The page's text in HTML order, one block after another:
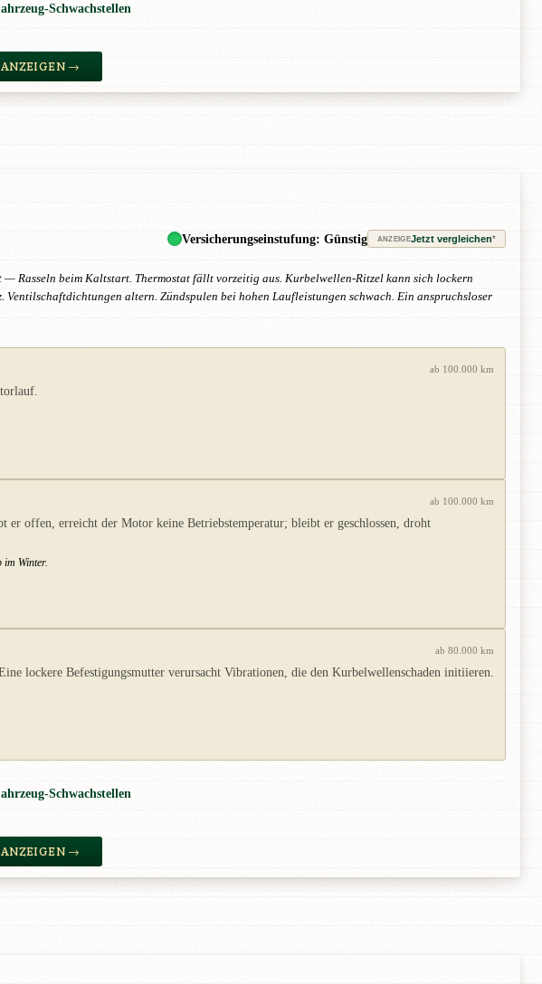
Schwachstellen
→
Versicherungseinstufung: Günstig ANZEIGEJetzt vergleichen*
beim Kaltstart. Thermostat fällt vorzeitig aus. Kurbelwellen-Ritzel kann sich lockern
altern. Zündspulen bei hohen Laufleistungen schwach. Ein anspruchsloser
ab 100.000 km
ab 100.000 km
er offen, erreicht der Motor keine Betriebstemperatur; bleibt er geschlossen, droht
im Winter.
ab 80.000 km
lockere Befestigungsmutter verursacht Vibrationen, die den Kurbelwellenschaden initiieren.
Schwachstellen
→